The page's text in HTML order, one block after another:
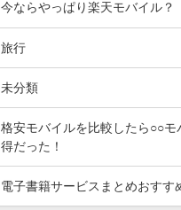
今ならやっぱり楽天モバイル？
旅行
未分類
格安モバイルを比較したら○○モ
得だった！
電子書籍サービスまとめおすす